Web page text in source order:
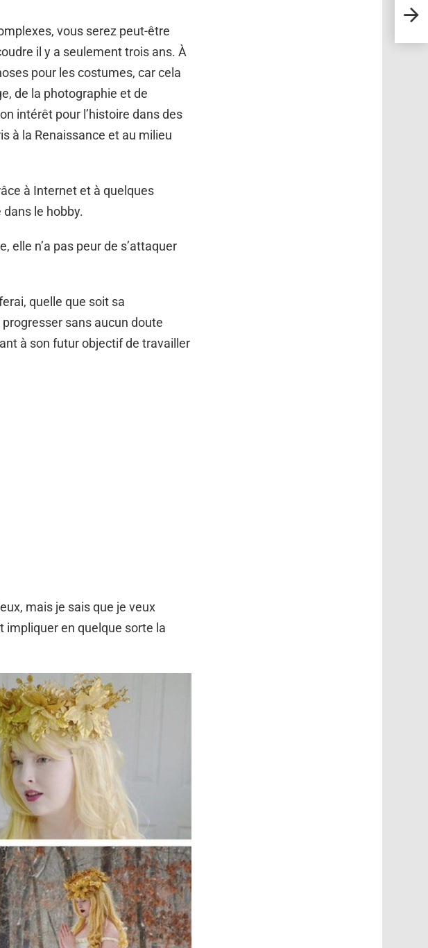
vous serez peut-être
il y a seulement trois ans. À
pour les costumes, car cela
de la photographie et de
intérêt pour l’histoire dans des
à la Renaissance et au milieu
à Internet et à quelques
le hobby.
elle n’a pas peur de s’attaquer
quelle que soit sa
sans aucun doute
à son futur objectif de travailler
mais je sais que je veux
impliquer en quelque sorte la
42